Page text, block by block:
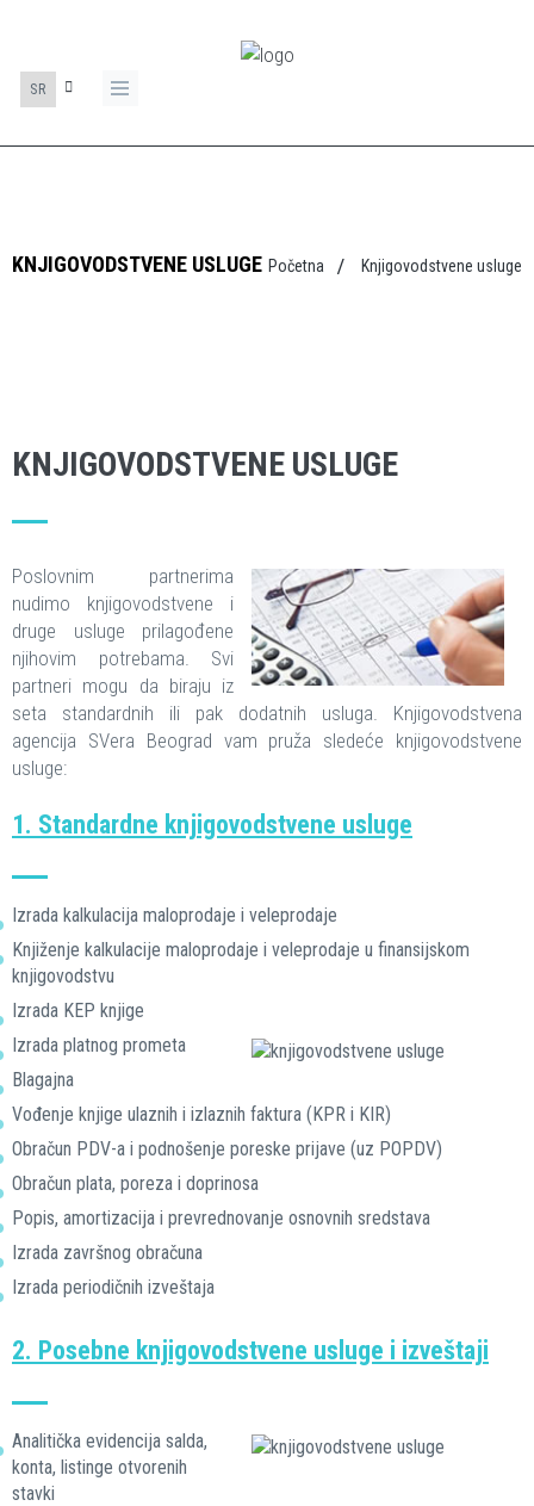
SR
KNJIGOVODSTVENE USLUGE Početna Knjigovodstvene usluge
KNJIGOVODSTVENE USLUGE
Poslovnim partnerima
nudimo knjigovodstvene i
druge usluge prilagođene
njihovim potrebama. Svi
partneri mogu da biraju iz
seta standardnih ili pak dodatnih usluga. Knjigovodstvena
agencija SVera Beograd vam pruža sledeće knjigovodstvene
usluge:
1. Standardne knjigovodstvene usluge
Izrada kalkulacija maloprodaje i veleprodaje
Knjiženje kalkulacije maloprodaje i veleprodaje u finansijskom
knjigovodstvu
Izrada KEP knjige
Izrada platnog prometa
Blagajna
Vođenje knjige ulaznih i izlaznih faktura (KPR i KIR)
Obračun PDV-a i podnošenje poreske prijave (uz POPDV)
Obračun plata, poreza i doprinosa
Popis, amortizacija i prevrednovanje osnovnih sredstava
Izrada završnog obračuna
Izrada periodičnih izveštaja
2. Posebne knjigovodstvene usluge i izveštaji
Analitička evidencija salda,
konta, listinge otvorenih
stavki